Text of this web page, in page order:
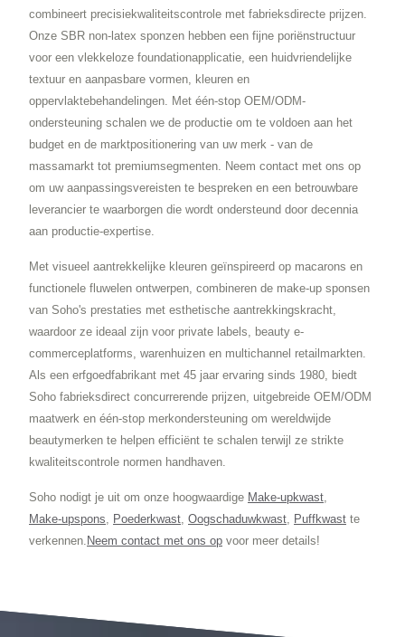
combineert precisiekwaliteitscontrole met fabrieksdirecte prijzen.
Onze SBR non-latex sponzen hebben een fijne poriënstructuur
voor een vlekkeloze foundationapplicatie, een huidvriendelijke
textuur en aanpasbare vormen, kleuren en
oppervlaktebehandelingen. Met één-stop OEM/ODM-
ondersteuning schalen we de productie om te voldoen aan het
budget en de marktpositionering van uw merk - van de
massamarkt tot premiumsegmenten. Neem contact met ons op
om uw aanpassingsvereisten te bespreken en een betrouwbare
leverancier te waarborgen die wordt ondersteund door decennia
aan productie-expertise.
Met visueel aantrekkelijke kleuren geïnspireerd op macarons en
functionele fluwelen ontwerpen, combineren de make-up sponsen
van Soho's prestaties met esthetische aantrekkingskracht,
waardoor ze ideaal zijn voor private labels, beauty e-
commerceplatforms, warenhuizen en multichannel retailmarkten.
Als een erfgoedfabrikant met 45 jaar ervaring sinds 1980, biedt
Soho fabrieksdirect concurrerende prijzen, uitgebreide OEM/ODM
maatwerk en één-stop merkondersteuning om wereldwijde
beautymerken te helpen efficiënt te schalen terwijl ze strikte
kwaliteitscontrole normen handhaven.
Soho nodigt je uit om onze hoogwaardige Make-upkwast
Make-upspons
Poederkwast Oogschaduwkwast Puffkwast te
verkennen. Neem contact met ons op voor meer details!